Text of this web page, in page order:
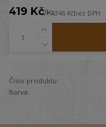
419 Kč/Ks346 Kčbez DPH
Číslo produktu:
Barva: